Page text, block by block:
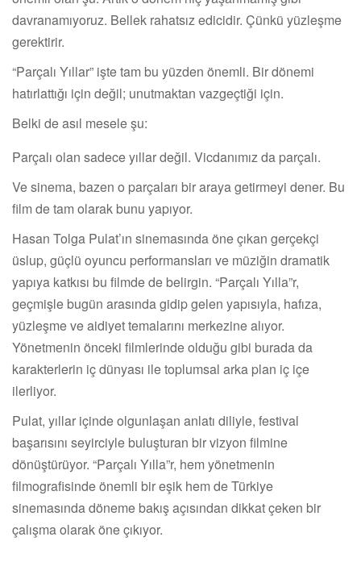
davranamıyoruz. Bellek rahatsız edicidir. Çünkü yüzleşme
gerektirir.
“Parçalı Yıllar” işte tam bu yüzden önemli. Bir dönemi
hatırlattığı için değil; unutmaktan vazgeçtiği için.
Belki de asıl mesele şu:
Parçalı olan sadece yıllar değil. Vicdanımız da parçalı.
Ve sinema, bazen o parçaları bir araya getirmeyi dener. Bu
film de tam olarak bunu yapıyor.
Hasan Tolga Pulat’ın sinemasında öne çıkan gerçekçi
üslup, güçlü oyuncu performansları ve müziğin dramatik
yapıya katkısı bu filmde de belirgin. “Parçalı Yılla”r,
geçmişle bugün arasında gidip gelen yapısıyla, hafıza,
yüzleşme ve aidiyet temalarını merkezine alıyor.
Yönetmenin önceki filmlerinde olduğu gibi burada da
karakterlerin iç dünyası ile toplumsal arka plan iç içe
ilerliyor.
Pulat, yıllar içinde olgunlaşan anlatı diliyle, festival
başarısını seyirciyle buluşturan bir vizyon filmine
dönüştürüyor. “Parçalı Yılla”r, hem yönetmenin
filmografisinde önemli bir eşik hem de Türkiye
sinemasında döneme bakış açısından dikkat çeken bir
çalışma olarak öne çıkıyor.